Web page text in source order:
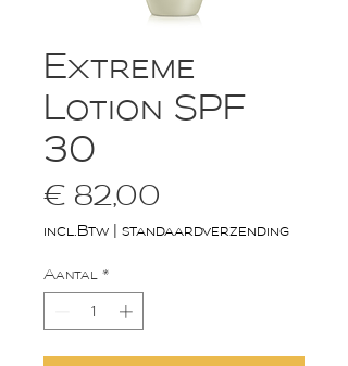
Extreme
Lotion SPF
30
€ 82,00
incl.Btw standaardverzending
Aantal *